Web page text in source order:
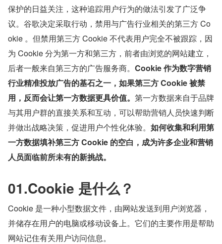
保护的日益关注，这种追踪用户行为的做法引发了广泛争
议。谷歌决定采取行动，禁用与广告行业相关的第三方 Co
okie 。但禁用第三方 Cookie 不代表用户完全不被跟踪，因
为 Cookie 分为第一方和第三方，前者由浏览的网站建立，
后者一般来自第三方的广告服务商。 Cookie 作为数字营销
行业精准投放广告的基石之一，如果第三方 Cookie 被禁
用，反而会让第一方数据更具价值。 第一方数据来自于品牌
与其用户群的直接关系和互动，可以帮助营销人员快速判断
并做出战略决策，促进用户个性化体验。 如何收集和利用第
一方数据填补第三方 Cookie 的空白，成为许多企业和营销
人员面临前所未有的新挑战。
01.Cookie 是什么？
Cookie 是一种小型数据文件，由网站发送到用户浏览器，
并储存在用户的电脑或移动设备上。它们的主要作用是帮助
网站记住有关用户访问信息。